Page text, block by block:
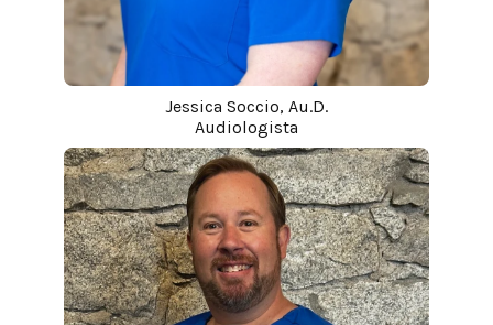
Jessica Soccio, Au.D.
Audiologista